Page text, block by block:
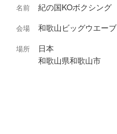
名前 紀の国KOボクシング
会場 和歌山ビッグウエーブ
場所
日本
和歌山県和歌山市